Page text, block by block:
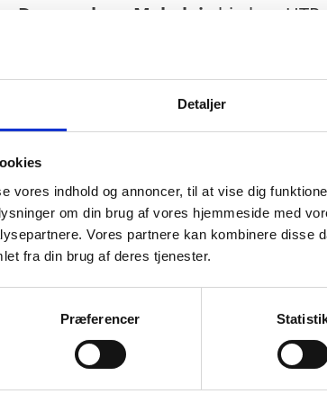
Detaljer
vores indhold og annoncer, til at vise dig
om din brug af vores hjemmeside med
Vores partnere kan kombinere disse
fra din brug af deres tjenester.
Præferencer
Danmark og Mykolaiv
hjælper UTP
for en mere sikker,
på baggrund af en anmodning fra
sig et særligt ansvar for at støtte
Siden da har Danmark
og regionen. Bistanden dækker